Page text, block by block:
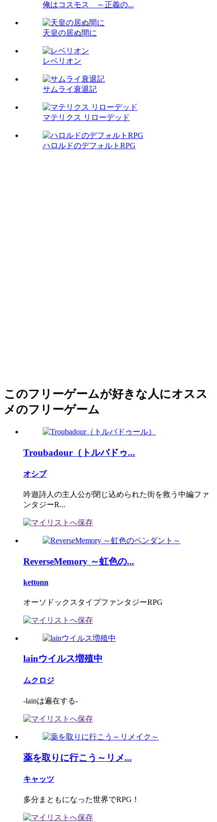
俺はコスモス ～正義の...
天皇の居ぬ間に
レベリオン
サムライ衰退記
マテリクス リローデッド
ハロルドのデフォルトRPG
このフリーゲームが好きな人にオスス
メのフリーゲーム
Troubadour（トルバドゥ...
オシブ
吟遊詩人の主人公が閉じ込められた街を救う中編ファ
ンタジーR...
ReverseMemory ～虹色の...
kettonn
オーソドックスタイプファンタジーRPG
lainウイルス増殖中
ムクロジ
-lainは遍在する-
薬を取りに行こう～リメ...
キャッツ
多分まともになった世界でRPG！